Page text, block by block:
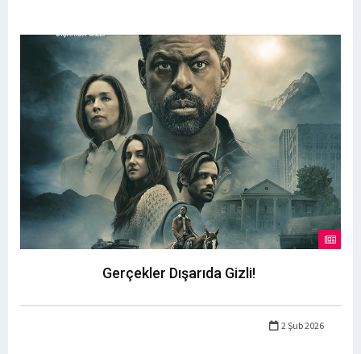
Gerçekler Dışarıda Gizli!
2 Şub 2026